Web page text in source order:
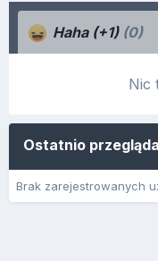
Haha (+1) (0)
Nic
Ostatnio
Brak zarejestrowanych